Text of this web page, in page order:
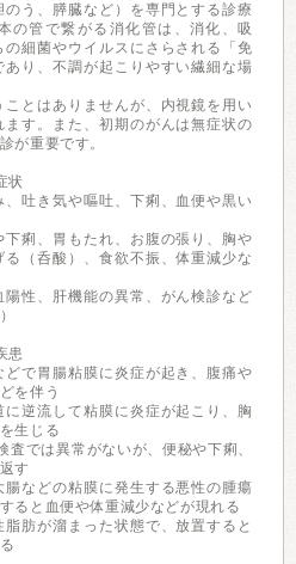
う、膵臓など）を専門とする診療
の管で繋がる消化管は、消化、吸
細菌やウイルスにさらされる「免
り、不調が起こりやすい繊細な場
とはありませんが、内視鏡を用い
す。また、初期のがんは無症状の
が重要です。
状
、吐き気や嘔吐、下痢、血便や黒い
下痢、胃もたれ、お腹の張り、胸や
（呑酸）、食欲不振、体重減少な
陽性、肝機能の異常、がん検診など
患
どで胃腸粘膜に炎症が起き、腹痛や
を伴う
に逆流して粘膜に炎症が起こり、胸
生じる
査では異常がないが、便秘や下痢、
す
腸などの粘膜に発生する悪性の腫瘍
ると血便や体重減少などが現れる
肪が溜まった状態で、放置すると